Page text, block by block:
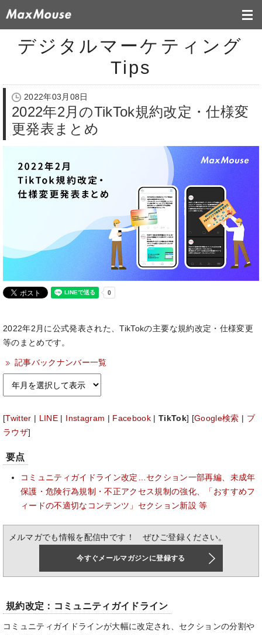
デジタルマーケティング
Tips
2022年03月08日
2022年2月のTikTok規約改定・仕様変
更発表まとめ
2022年2月に公式発表された、TikTokの主要な規約改定・仕様変更
等のまとめです。
記事バックナンバー一覧
[Twitter LINE Instagram Facebook |TikTok] [Google検索
ブ
ラウザ]
要点
コミュニティガイドライン改定…セクション一部再編、未成年
保護・危険行為規制・不正アクセス規制の強化、「おすすめフ
ィードの不適切なコンテンツ」セクション新設 等
メルマガでも情報を配信中です！ ぜひご登録ください。
今すぐメールマガジンに登録する
規約改定：コミュニティガイドライン
コミュニティガイドラインが大幅に改定され、セクションの分割や